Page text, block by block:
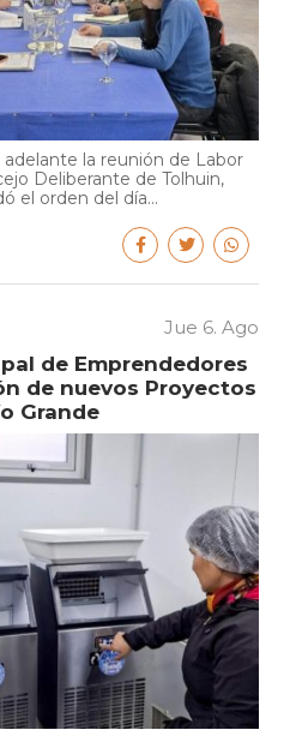
la reunión de Labor
Deliberante de Tolhuin,
el orden del día...
Jue 6. Ago
de Emprendedores
de nuevos Proyectos
Grande